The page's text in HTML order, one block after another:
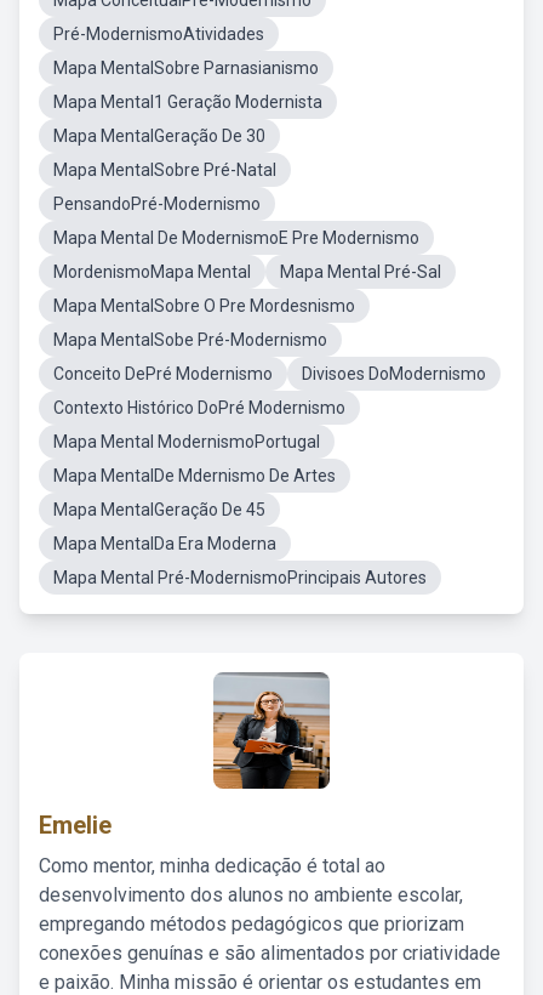
Pré-ModernismoAtividades
Mapa MentalSobre Parnasianismo
Mapa Mental1 Geração Modernista
Mapa MentalGeração De 30
Mapa MentalSobre Pré-Natal
PensandoPré-Modernismo
Mapa Mental De ModernismoE Pre Modernismo
MordenismoMapa Mental
Mapa Mental Pré-Sal
Mapa MentalSobre O Pre Mordesnismo
Mapa MentalSobe Pré-Modernismo
Conceito DePré Modernismo
Divisoes DoModernismo
Contexto Histórico DoPré Modernismo
Mapa Mental ModernismoPortugal
Mapa MentalDe Mdernismo De Artes
Mapa MentalGeração De 45
Mapa MentalDa Era Moderna
Mapa Mental Pré-ModernismoPrincipais Autores
Emelie
Como mentor, minha dedicação é total ao
desenvolvimento dos alunos no ambiente escolar,
empregando métodos pedagógicos que priorizam
conexões genuínas e são alimentados por criatividade
e paixão. Minha missão é orientar os estudantes em